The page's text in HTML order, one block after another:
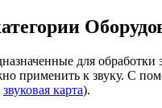
для
применить к звуку. С
звуковая карта).